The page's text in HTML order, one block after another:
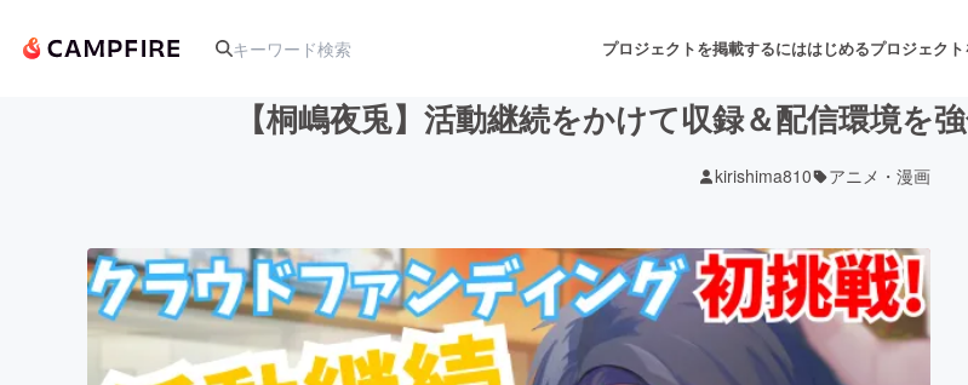
プロジェクトを掲載するにははじめるプロジェク
アート・写真 音楽 舞台・パ
テクノロジー・ガジェット ゲーム・サービス開発
【桐嶋夜兎】活動継続をかけて収録＆配信環境を
kirishima810 アニメ・漫画